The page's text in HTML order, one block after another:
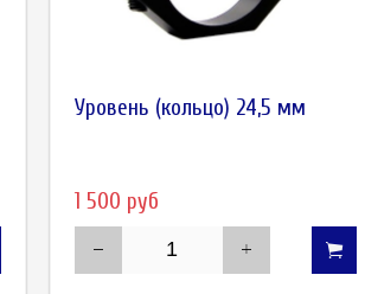
Уровень (кольцо) 24,5 мм
1 500 руб